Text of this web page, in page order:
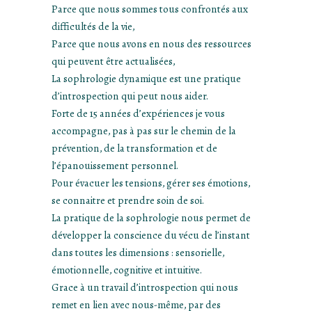
Parce que nous sommes tous confrontés aux
difficultés de la vie,
Parce que nous avons en nous des ressources
qui peuvent être actualisées,
La sophrologie dynamique est une pratique
d’introspection qui peut nous aider.
Forte de 15 années d’expériences je vous
accompagne, pas à pas sur le chemin de la
prévention, de la transformation et de
l’épanouissement personnel.
Pour évacuer les tensions, gérer ses émotions,
se connaitre et prendre soin de soi.
La pratique de la sophrologie nous permet de
développer la conscience du vécu de l’instant
dans toutes les dimensions : sensorielle,
émotionnelle, cognitive et intuitive.
Grace à un travail d’introspection qui nous
remet en lien avec nous-même, par des